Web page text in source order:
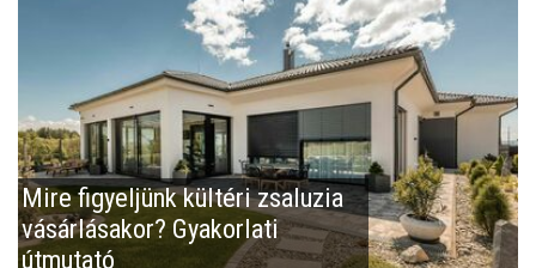
Mire figyeljünk kültéri zsaluzia
vásárlásakor? Gyakorlati
útmutató